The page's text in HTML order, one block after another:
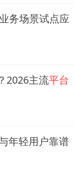
务场景试点应
2026主流平台
年轻用户靠谱